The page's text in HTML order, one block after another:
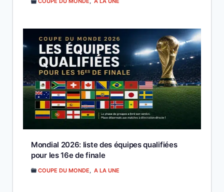
Mondial 2026: liste des équipes qualifiées
pour les 16e de finale
COUPE DU MONDE A LA UNE